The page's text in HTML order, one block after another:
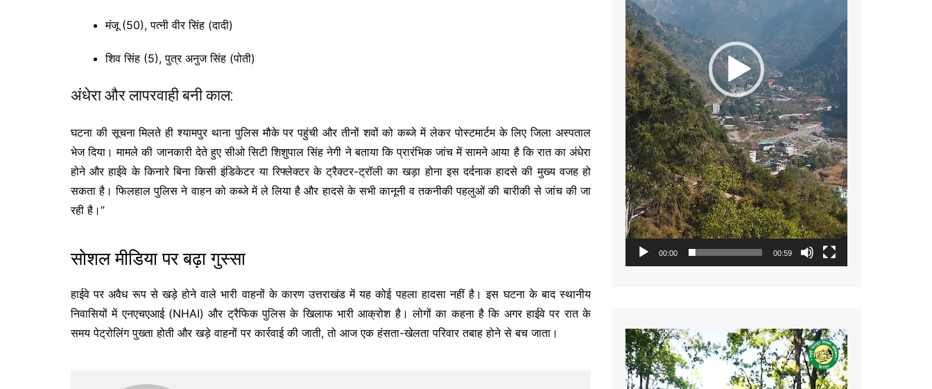
मंजू (50), पत्नी वीर सिंह (दादी)
शिव सिंह (5), पुत्र अनुज सिंह (पोती)
अंधेरा और लापरवाही बनी काल:
घटना की सूचना मिलते ही श्यामपुर थाना पुलिस मौके पर पहुंची और तीनों शवों को कब्जे में लेकर पोस्टमार्टम के लिए जिला अस्पताल
भेज दिया। मामले की जानकारी देते हुए सीओ सिटी शिशुपाल सिंह नेगी ने बताया कि प्रारंभिक जांच में सामने आया है कि रात का अंधेरा
होने और हाईवे के किनारे बिना किसी इंडिकेटर या रिफ्लेक्टर के ट्रैक्टर-ट्रॉली का खड़ा होना इस दर्दनाक हादसे की मुख्य वजह हो
सकता है। फिलहाल पुलिस ने वाहन को कब्जे में ले लिया है और हादसे के सभी कानूनी व तकनीकी पहलुओं की बारीकी से जांच की जा
रही है।”
सोशल मीडिया पर बढ़ा गुस्सा
हाईवे पर अवैध रूप से खड़े होने वाले भारी वाहनों के कारण उत्तराखंड में यह कोई पहला हादसा नहीं है। इस घटना के बाद स्थानीय
निवासियों में एनएचएआई (NHAI) और ट्रैफिक पुलिस के खिलाफ भारी आक्रोश है। लोगों का कहना है कि अगर हाईवे पर रात के
समय पेट्रोलिंग पुख्ता होती और खड़े वाहनों पर कार्रवाई की जाती, तो आज एक हंसता-खेलता परिवार तबाह होने से बच जाता।
00:00 00:59
Video
Player